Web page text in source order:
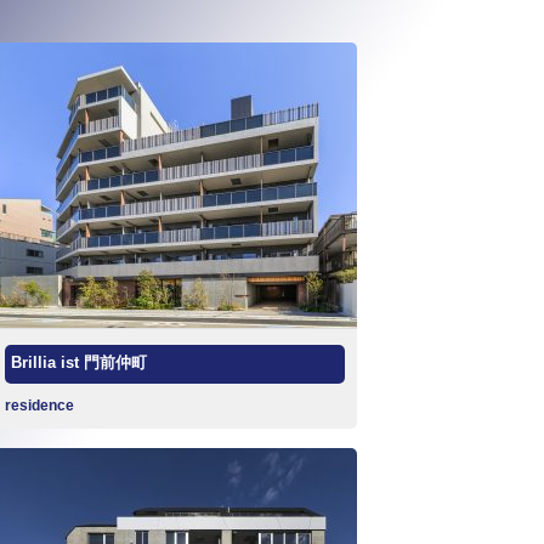
Brillia ist 門前仲町
residence